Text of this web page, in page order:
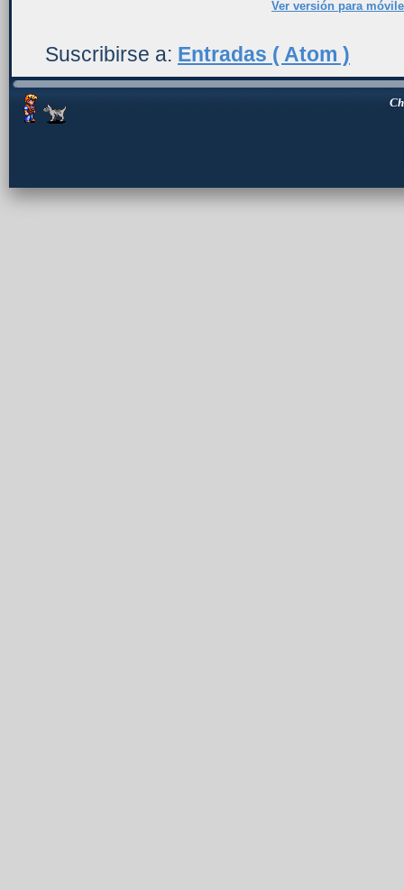
Ver versión para
Suscribirse a: Entradas ( Atom )